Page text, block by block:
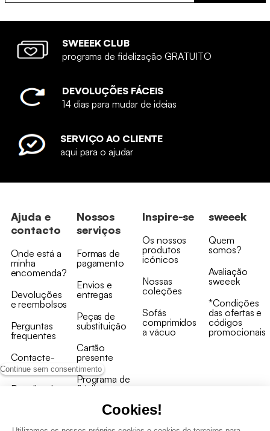
Continue sem consentimento
Cookies!
SWEEEK CLUB
programa de fidelização GRATUITO
DEVOLUÇÕES FÁCEIS
14 dias para mudar de ideias
SERVIÇO AO CLIENTE
aqui para o ajudar
Ajuda e
contacto
Onde está a
minha
encomenda?
Devoluções
e reembolsos
Perguntas
frequentes
Contacte-
nos
Recolha de
Nossos
serviços
Formas de
pagamento
Envios e
entregas
Peças de
substituição
Cartão
presente
Programa de
fidelizaçao
Inspire-se
Os nossos
produtos
icónicos
Nossas
coleções
Sofás
comprimidos
a vácuo
sweeek
Quem
somos?
Avaliação
sweeek
*Condições
das ofertas e
códigos
promocionais